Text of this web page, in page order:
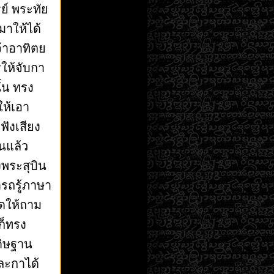
พระทัย
าให้ได้
อาทิตย
ห้จับกา
ทรง
เอา
งเสียง
แล้ว
ระสุบิน
ถรู้ภาษา
ให้ถาม
ทรง
ฐาน
กาได้